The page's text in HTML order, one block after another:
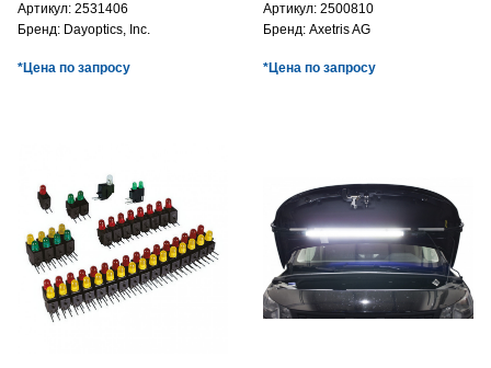
Артикул: 2531406
Бренд: Dayoptics, Inc.
*Цена по запросу
Артикул: 2500810
Бренд: Axetris AG
*Цена по запросу